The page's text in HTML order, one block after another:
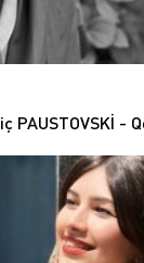
PAUSTOVSKİ -